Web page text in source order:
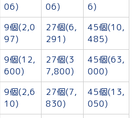
06)
06)
6)
9個(2,0
97)
27個(6,
291)
45個(10,
485)
9個(12,
600)
27個(3
7,800)
45個(63,
000)
9個(2,6
10)
27個(7,
830)
45個(13,
050)